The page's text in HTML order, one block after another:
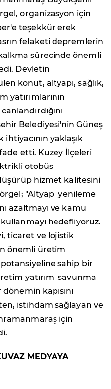
organizasyon için
teşekkür erek
felaketi depremlerin
sürecinde önemli
Devletin
konut, altyapı, sağlık,
yatırımlarının
Belediyesi'nin Güneş
yaklaşık
ifade etti. Kuzey İlçeleri
otobüs
hizmet kalitesini
"Altyapı yenileme
azaltmayı ve kamu
hedefliyoruz.
ticaret ve lojistik
önemli üretim
sahip bir
yatırımı savunma
kapısını
istihdam sağlayan ve
için
MEDYAYA